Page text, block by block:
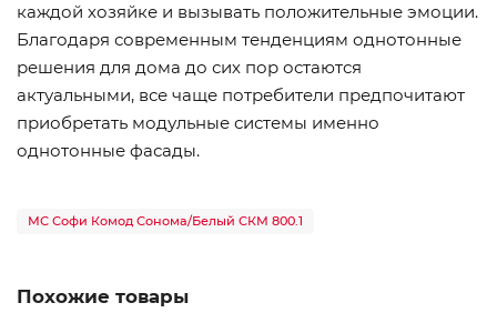
каждой хозяйке и вызывать положительные эмоции.
Благодаря современным тенденциям однотонные
решения для дома до сих пор остаются
актуальными, все чаще потребители предпочитают
приобретать модульные системы именно
однотонные фасады.
МС Софи Комод Сонома/Белый СКМ 800.1
Похожие товары